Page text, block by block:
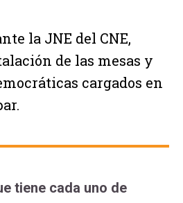
la JNE del CNE,
de las mesas y
cargados en
tiene cada uno de